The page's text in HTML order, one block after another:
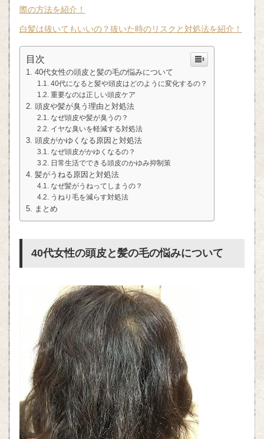
際の方法を紹介！
白髪は抜いてもいいの？抜いた時のリスクと対処法を紹介！
目次
40代女性の頭皮と髪の毛の悩みについて
40代になると髪や頭皮はどのように変化するの？
重要なのは正しい頭皮ケア
頭皮や髪が臭う理由と対処法
なぜ頭皮や髪が臭うの？
イヤな臭いを軽減する対処法
頭皮がかゆくなる原因と対処法
なぜ頭皮がかゆくなるの？
日常生活でできる頭皮のかゆみ抑制策
髪がうねる原因と対処法
なぜ髪がうねってしまうの？
うねり毛を減らす対処法
まとめ
40代女性の頭皮と髪の毛の悩みについて